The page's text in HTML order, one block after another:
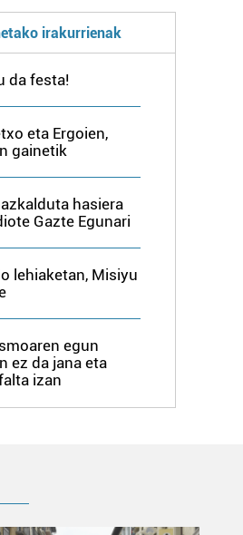
irakurrienak
da festa!
eta Ergoien,
gainetik
hasiera
Gazte Egunari
lehiaketan, Misiyu
egun
ez da jana eta
izan